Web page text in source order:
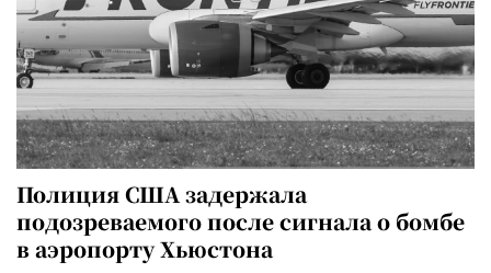
Полиция США задержала
подозреваемого после сигнала о бомбе
в аэропорту Хьюстона